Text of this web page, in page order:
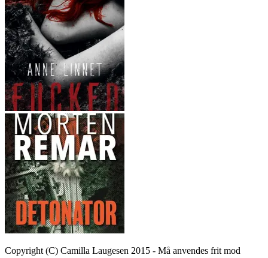
Copyright (C) Camilla Laugesen 2015 - Må anvendes frit mod